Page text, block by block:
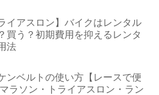
イアスロン】バイクはレンタル
買う？初期費用を抑えるレンタ
法
ンベルトの使い方【レースで便
ラソン・トライアスロン・ラン